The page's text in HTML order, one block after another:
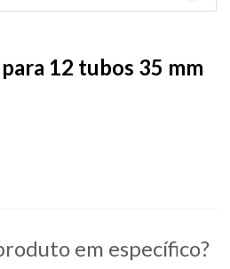
12 tubos 35 mm
em específico?